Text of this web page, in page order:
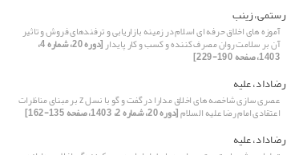
رستمی، زینب
آموزه های اخلاق حرفه ای اسلام در زمینه بازاریابی و ترفندهای فروش و تاثیر
آن بر سلامت روان مصرف کننده و کسب و کار پایدار [دوره 20، شماره 4،
1403، صفحه 190-229]
رضاداد، علیه
عصری سازی شاخصه های اخلاق مدارا در گفت و گو با نسل z بر مبنای مناظرات
اعتقادی امام رضا علیه السلام[دوره 20، شماره 2، 1403، صفحه 135-162]
رضاداد، علیه